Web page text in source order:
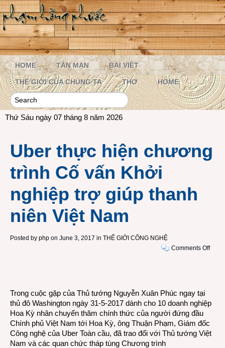
HOME TẢN MẠN BÀI VIẾT
THẾ GIỚI CỦA CHÚNG TA THƠ HOME
Thứ Sáu ngày 07 tháng 8 năm 2026
Uber thực hiện chương
trình Cố vấn Khởi
nghiệp trợ giúp thanh
niên Việt Nam
Posted by php on June 3, 2017 in THẾ GIỚI CÔNG NGHỆ
Comments Offon
Cố
Trong cuộc gặp của Thủ tướng Nguyễn Xuân Phúc ngay tại
thủ đô Washington ngày 31-5-2017 dành cho 10 doanh nghiệp
Hoa Kỳ nhân chuyến thăm chính thức của người đứng đầu
Chính phủ Việt Nam tới Hoa Kỳ, ông Thuận Phạm, Giám đốc
Công nghệ của Uber Toàn cầu, đã trao đổi với Thủ tướng Việt
Nam và các quan chức tháp tùng Chương trình